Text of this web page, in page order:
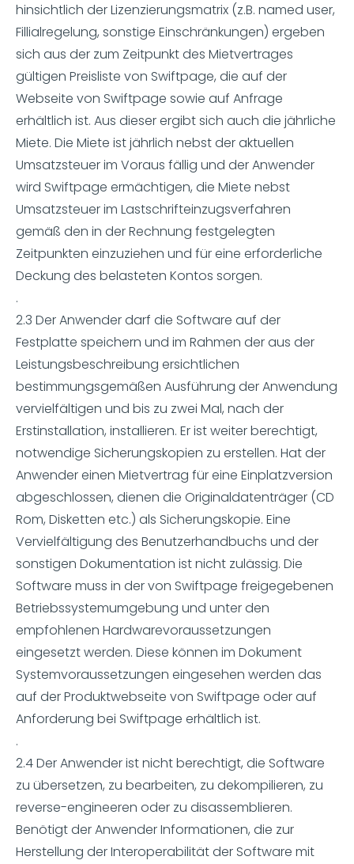
hinsichtlich der Lizenzierungsmatrix (z.B. named user,
Fillialregelung, sonstige Einschränkungen) ergeben
sich aus der zum Zeitpunkt des Mietvertrages
gültigen Preisliste von Swiftpage, die auf der
Webseite von Swiftpage sowie auf Anfrage
erhältlich ist. Aus dieser ergibt sich auch die jährliche
Miete. Die Miete ist jährlich nebst der aktuellen
Umsatzsteuer im Voraus fällig und der Anwender
wird Swiftpage ermächtigen, die Miete nebst
Umsatzsteuer im Lastschrifteinzugsverfahren
gemäß den in der Rechnung festgelegten
Zeitpunkten einzuziehen und für eine erforderliche
Deckung des belasteten Kontos sorgen.
.
2.3 Der Anwender darf die Software auf der
Festplatte speichern und im Rahmen der aus der
Leistungsbeschreibung ersichtlichen
bestimmungsgemäßen Ausführung der Anwendung
vervielfältigen und bis zu zwei Mal, nach der
Erstinstallation, installieren. Er ist weiter berechtigt,
notwendige Sicherungskopien zu erstellen. Hat der
Anwender einen Mietvertrag für eine Einplatzversion
abgeschlossen, dienen die Originaldatenträger (CD
Rom, Disketten etc.) als Sicherungskopie. Eine
Vervielfältigung des Benutzerhandbuchs und der
sonstigen Dokumentation ist nicht zulässig. Die
Software muss in der von Swiftpage freigegebenen
Betriebssystemumgebung und unter den
empfohlenen Hardwarevoraussetzungen
eingesetzt werden. Diese können im Dokument
Systemvoraussetzungen eingesehen werden das
auf der Produktwebseite von Swiftpage oder auf
Anforderung bei Swiftpage erhältlich ist.
.
2.4 Der Anwender ist nicht berechtigt, die Software
zu übersetzen, zu bearbeiten, zu dekompilieren, zu
reverse-engineeren oder zu disassemblieren.
Benötigt der Anwender Informationen, die zur
Herstellung der Interoperabilität der Software mit